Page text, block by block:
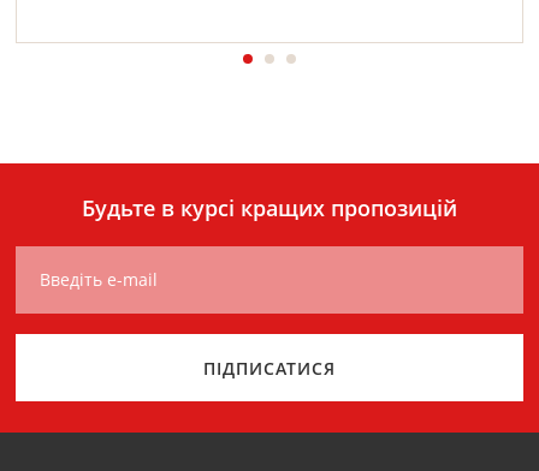
Будьте в курсі кращих пропозицій
Введіть e-mail
ПІДПИСАТИСЯ